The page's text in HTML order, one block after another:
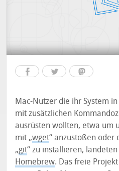
Mac-Nutzer die ihr System
mit zusätzlichen
ausrüsten wollten, etwa um
mit „wget“ anzustoßen oder
„git“ zu installieren,
Homebrew. Das freie